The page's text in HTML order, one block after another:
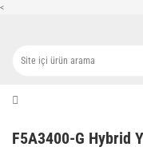
<
F5A3400-G Hybrid